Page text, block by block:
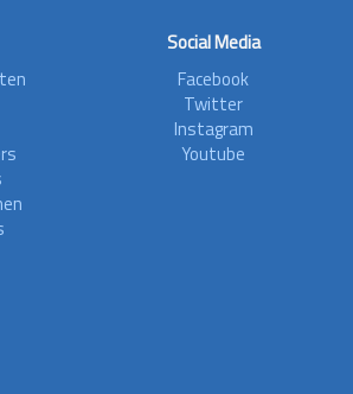
Social Media
Facebook
Twitter
Instagram
Youtube